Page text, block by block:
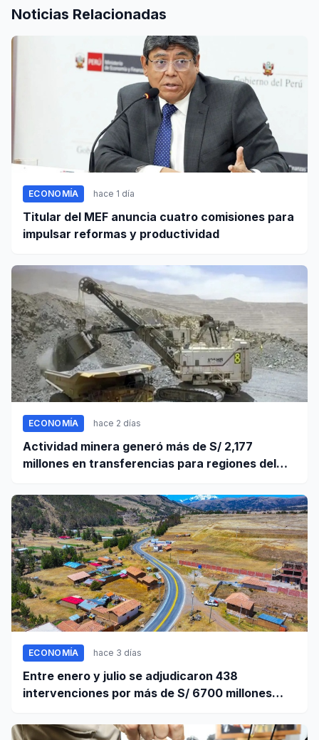
Noticias Relacionadas
ECONOMÍA hace 1 día
Titular del MEF anuncia cuatro comisiones para
impulsar reformas y productividad
ECONOMÍA hace 2 días
Actividad minera generó más de S/ 2,177
millones en transferencias para regiones del
ECONOMÍA hace 3 días
Entre enero y julio se adjudicaron 438
intervenciones por más de S/ 6700 millones